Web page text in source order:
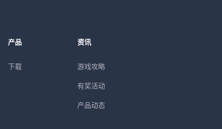
产品
下载
资讯
游戏攻略
有奖活动
产品动态